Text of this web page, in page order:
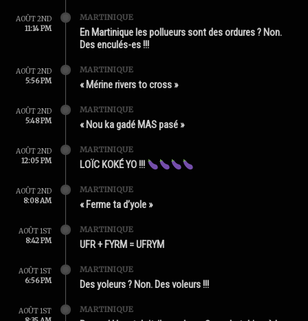
AOÛT 2ND
11:14 PM
MARTINIQUE
En Martinique les pollueurs sont des ordures ? Non.
Des enculés-es !!!
AOÛT 2ND
5:56 PM
MARTINIQUE
« Mérine rivers to cross »
AOÛT 2ND
5:48 PM
MARTINIQUE
« Nou ka gadé MAS pasé »
AOÛT 2ND
12:05 PM
MARTINIQUE
LOÏC KOKÉ YO !!!
AOÛT 2ND
8:08 AM
MARTINIQUE
« Ferme ta d’yole »
AOÛT 1ST
8:42 PM
MARTINIQUE
UFR + FYRM = UFRYM
AOÛT 1ST
6:56 PM
MARTINIQUE
Des yoleurs ? Non. Des voleurs !!!
AOÛT 1ST
MARTINIQUE